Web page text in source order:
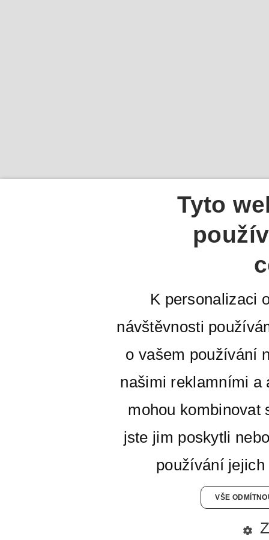
Tyto
K personalizaci
návštěvnosti
o vašem používání
našimi reklamními a
mohou kombinovat
jste jim poskytli
používání
VŠE